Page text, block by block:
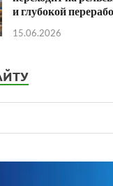
и глубокой
15.06.2026